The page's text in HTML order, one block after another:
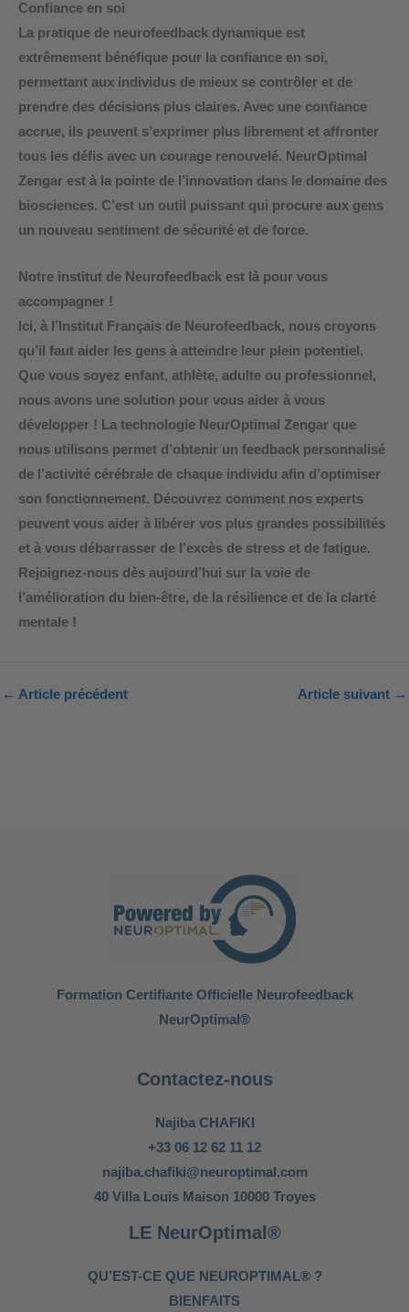
Confiance en soi
La pratique de neurofeedback dynamique est
extrêmement bénéfique pour la confiance en soi,
permettant aux individus de mieux se contrôler et de
prendre des décisions plus claires. Avec une confiance
accrue, ils peuvent s’exprimer plus librement et affronter
tous les défis avec un courage renouvelé. NeurOptimal
Zengar est à la pointe de l’innovation dans le domaine des
biosciences. C’est un outil puissant qui procure aux gens
un nouveau sentiment de sécurité et de force.
Notre institut de Neurofeedback est là pour vous
accompagner !
Ici, à l’ Institut Français de Neurofeedback, nous croyons
qu’il faut aider les gens à atteindre leur plein potentiel.
Que vous soyez enfant, athlète, adulte ou professionnel,
nous avons une solution pour vous aider à vous
développer ! La technologie NeurOptimal Zengar que
nous utilisons permet d’obtenir un feedback personnalisé
de l’activité cérébrale de chaque individu afin d’optimiser
son fonctionnement. Découvrez comment nos experts
peuvent vous aider à libérer vos plus grandes possibilités
et à vous débarrasser de l’excès de stress et de fatigue.
Rejoignez-nous dès aujourd’hui sur la voie de
l’amélioration du bien-être, de la résilience et de la clarté
mentale !
← Article précédent Article suivant →
Formation Certifiante Officielle Neurofeedback
NeurOptimal®
Contactez-nous
Najiba CHAFIKI
+33 06 12 62 11 12
najiba.chafiki@neuroptimal.com
40 Villa Louis Maison 10000 Troyes
LE NeurOptimal®
QU’EST-CE QUE NEUROPTIMAL® ?
BIENFAITS